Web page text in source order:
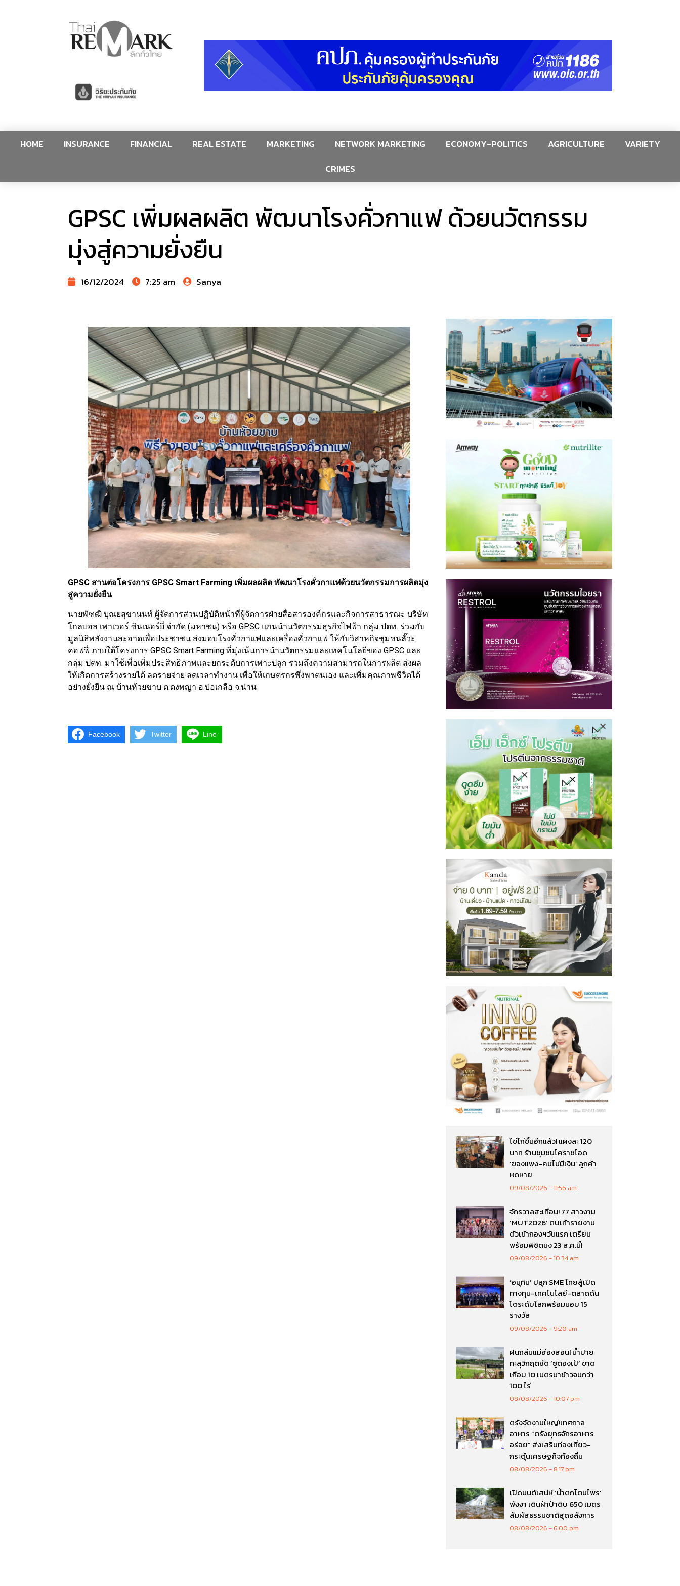
HOME INSURANCE FINANCIAL REAL ESTATE MARKETING NETWORK MARKETING ECONOMY-POLITICS AGRICULTURE
VARIETY
CRIMES
GPSC เพิ่มผลผลิต พัฒนาโรงคั่วกาแฟ ด้วยนวัตกรรม
มุ่งสู่ความยั่งยืน
16/12/2024 7:25 am Sanya
GPSC สานต่อโครงการ GPSC Smart Farming เพิ่มผลผลิต พัฒนาโรงคั่วกาแฟด้วยนวัตกรรมการผลิตมุ่ง
สู่ความยั่งยืน
นายพัฑฒิ บุณยสุขานนท์ ผู้จัดการส่วนปฏิบัติหน้าที่ผู้จัดการฝ่ายสื่อสารองค์กรและกิจการสาธารณะ บริษัท
โกลบอล เพาเวอร์ ซินเนอร์ยี่ จำกัด (มหาชน) หรือ GPSC แกนนำนวัตกรรมธุรกิจไฟฟ้า กลุ่ม ปตท. ร่วมกับ
มูลนิธิพลังงานสะอาดเพื่อประชาชน ส่งมอบโรงคั่วกาแฟและเครื่องคั่วกาแฟ ให้กับวิสาหกิจชุมชนลั๊วะ
คอฟฟี่ ภายใต้โครงการ GPSC Smart Farming ที่มุ่งเน้นการนำนวัตกรรมและเทคโนโลยีของ GPSC และ
กลุ่ม ปตท. มาใช้เพื่อเพิ่มประสิทธิภาพและยกระดับการเพาะปลูก รวมถึงความสามารถในการผลิต ส่งผล
ให้เกิดการสร้างรายได้ ลดรายจ่าย ลดเวลาทำงาน เพื่อให้เกษตรกรพึ่งพาตนเอง และเพิ่มคุณภาพชีวิตได้
อย่างยั่งยืน ณ บ้านห้วยขาบ ต.ดงพญา อ.บ่อเกลือ จ.น่าน
Facebook Twitter Line
ไข่ไก่ขึ้นอีกแล้ว! แผงละ 120
บาท ร้านชุมชนโคราชโอด
‘ของแพง-คนไม่มีเงิน’ ลูกค้า
หดหาย
09/08/2026 11:56 am
จักรวาลสะเทือน! 77 สาวงาม
‘MUT2026’ ตบเท้ารายงาน
ตัวเข้ากองฯวันแรก เตรียม
พร้อมพิชิตมง 23 ส.ค.นี้!
09/08/2026 10:34 am
‘อนุทิน’ ปลุก SME ไทยสู้เปิด
ทางทุน-เทคโนโลยี-ตลาดดัน
โตระดับโลกพร้อมมอบ 15
รางวัล
09/08/2026 9:20 am
ฝนถล่มแม่ฮ่องสอน! น้ำปาย
ทะลุวิกฤตซัด ‘ซูตองเป้’ ขาด
เกือบ 10 เมตรนาข้าวจมกว่า
100 ไร่
08/08/2026 10:07 pm
ตรังจัดงานใหญ่!เทศกาล
อาหาร “ตรังยุทธจักรอาหาร
อร่อย” ส่งเสริมท่องเที่ยว-
กระตุ้นเศรษฐกิจท้องถิ่น
08/08/2026 8:17 pm
เปิดมนต์เสน่ห์ ‘น้ำตกโตนไพร’
พังงา เดินฝ่าป่าดิบ 650 เมตร
สัมผัสธรรมชาติสุดอลังการ
08/08/2026 6:00 pm